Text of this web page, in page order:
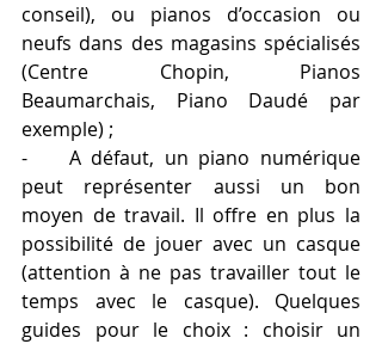
conseil), ou pianos d’occasion ou
neufs dans des magasins spécialisés
(Centre Chopin, Pianos
Beaumarchais, Piano Daudé par
exemple) ;
-    A défaut, un piano numérique
peut représenter aussi un bon
moyen de travail. Il offre en plus la
possibilité de jouer avec un casque
(attention à ne pas travailler tout le
temps avec le casque). Quelques
guides pour le choix : choisir un